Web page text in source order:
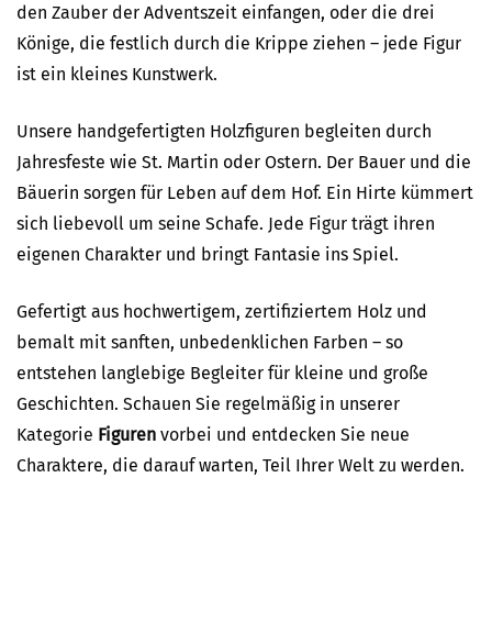
den Zauber der Adventszeit einfangen, oder die drei
Könige, die festlich durch die Krippe ziehen – jede Figur
ist ein kleines Kunstwerk.
Unsere handgefertigten Holzfiguren begleiten durch
Jahresfeste wie St. Martin oder Ostern. Der Bauer und die
Bäuerin sorgen für Leben auf dem Hof. Ein Hirte kümmert
sich liebevoll um seine Schafe. Jede Figur trägt ihren
eigenen Charakter und bringt Fantasie ins Spiel.
Gefertigt aus hochwertigem, zertifiziertem Holz und
bemalt mit sanften, unbedenklichen Farben – so
entstehen langlebige Begleiter für kleine und große
Geschichten. Schauen Sie regelmäßig in unserer
Kategorie Figuren vorbei und entdecken Sie neue
Charaktere, die darauf warten, Teil Ihrer Welt zu werden.